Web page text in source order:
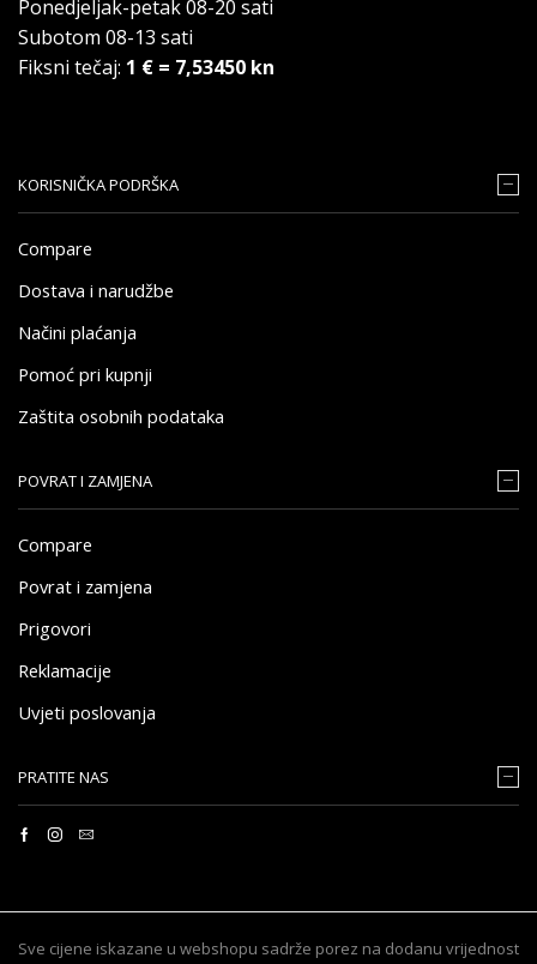
Ponedjeljak-petak 08-20 sati
Subotom 08-13 sati
Fiksni tečaj: 1 € = 7,53450 kn
KORISNIČKA PODRŠKA
Compare
Dostava i narudžbe
Načini plaćanja
Pomoć pri kupnji
Zaštita osobnih podataka
POVRAT I ZAMJENA
Compare
Povrat i zamjena
Prigovori
Reklamacije
Uvjeti poslovanja
PRATITE NAS
Sve cijene iskazane u webshopu sadrže porez na dodanu vrijednost